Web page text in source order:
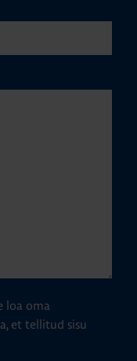
loa oma
et tellitud sisu